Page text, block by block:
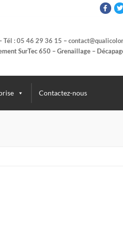
Tél : 05 46 29 36 15 –
SurTec 650 – Grenaillage –
Contactez-nous